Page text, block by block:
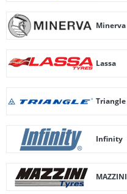
Minerva
Lassa
Triangle
Infinity
MAZZINI